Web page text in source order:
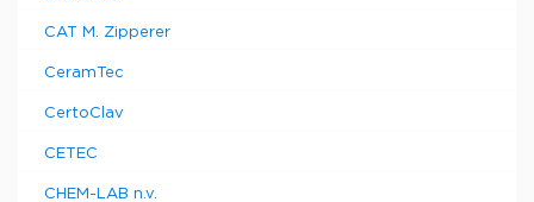
CAT M. Zipperer
CeramTec
CertoClav
CETEC
CHEM-LAB n.v.